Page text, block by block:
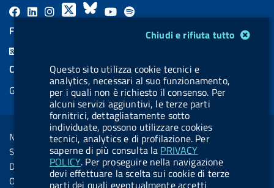
Chiudi e rifiuta tutto
Questo sito utilizza cookie tecnici e
analytics, necessari al suo funzionamento,
per i quali non è richiesto il consenso. Per
alcuni servizi aggiuntivi, le terze parti
fornitrici, dettagliatamente sotto
individuate, possono utilizzare cookies
tecnici, analytics e di profilazione. Per
saperne di più consulta la PRIVACY
POLICY. Per proseguire nella navigazione
devi effettuare la scelta sui cookie di terze
parti dei quali eventualmente accetti
F
L
l
.
b
u
t
t
o
X
B
s
k
y
Y
u
b
e
l
l
.
b
u
t
t
o
FEED RSS
COOKIES
Gestione cookie
Sezione Link Utili
Note legali
Social Media Policy
Dichiarazione di accessibilità
Obiettivi di accessibilità